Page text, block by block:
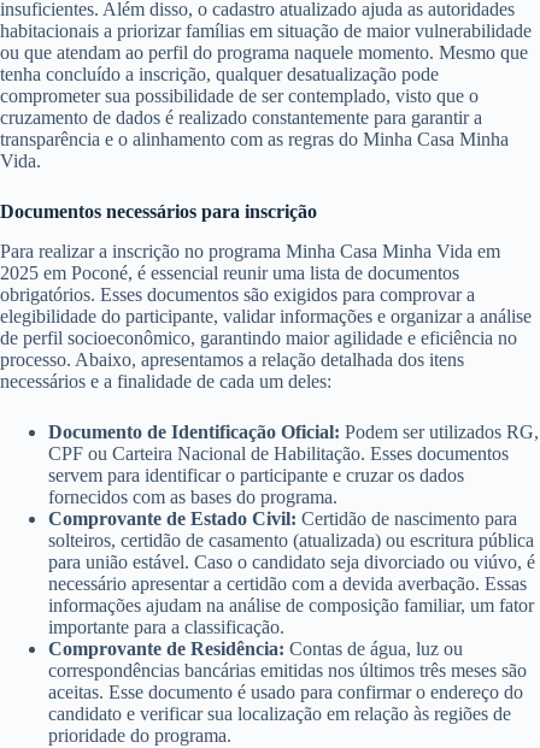
insuficientes. Além disso, o cadastro atualizado ajuda as autoridades
habitacionais a priorizar famílias em situação de maior vulnerabilidade
ou que atendam ao perfil do programa naquele momento. Mesmo que
tenha concluído a inscrição, qualquer desatualização pode
comprometer sua possibilidade de ser contemplado, visto que o
cruzamento de dados é realizado constantemente para garantir a
transparência e o alinhamento com as regras do Minha Casa Minha
Vida.
Documentos necessários para inscrição
Para realizar a inscrição no programa Minha Casa Minha Vida em
2025 em Poconé, é essencial reunir uma lista de documentos
obrigatórios. Esses documentos são exigidos para comprovar a
elegibilidade do participante, validar informações e organizar a análise
de perfil socioeconômico, garantindo maior agilidade e eficiência no
processo. Abaixo, apresentamos a relação detalhada dos itens
necessários e a finalidade de cada um deles:
Documento de Identificação Oficial: Podem ser utilizados RG,
CPF ou Carteira Nacional de Habilitação. Esses documentos
servem para identificar o participante e cruzar os dados
fornecidos com as bases do programa.
Comprovante de Estado Civil: Certidão de nascimento para
solteiros, certidão de casamento (atualizada) ou escritura pública
para união estável. Caso o candidato seja divorciado ou viúvo, é
necessário apresentar a certidão com a devida averbação. Essas
informações ajudam na análise de composição familiar, um fator
importante para a classificação.
Comprovante de Residência: Contas de água, luz ou
correspondências bancárias emitidas nos últimos três meses são
aceitas. Esse documento é usado para confirmar o endereço do
candidato e verificar sua localização em relação às regiões de
prioridade do programa.